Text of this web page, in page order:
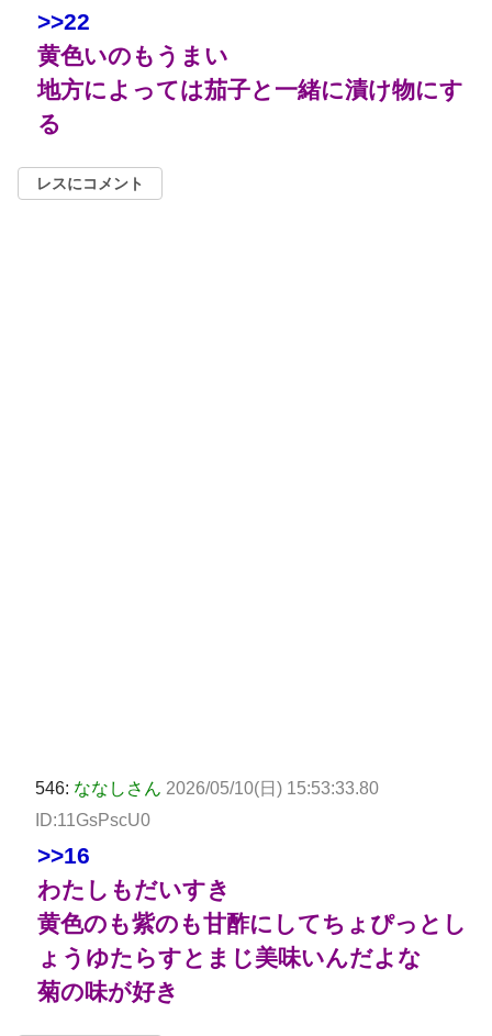
>>22
黄色いのもうまい
地方によっては茄子と一緒に漬け物にす
る
レスにコメント
546: ななしさん 2026/05/10(日) 15:53:33.80
ID:11GsPscU0
>>16
わたしもだいすき
黄色のも紫のも甘酢にしてちょぴっとし
ょうゆたらすとまじ美味いんだよな
菊の味が好き